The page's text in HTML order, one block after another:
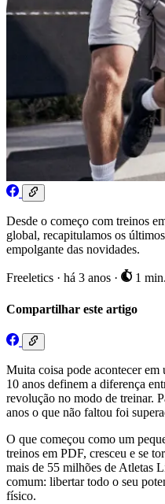
Desde o começo com treinos
global, recapitulamos os
empolgante das novidades.
Freeletics · há 3 anos · 1
Compartilhar este artigo
Muita coisa pode acontecer
10 anos definem a diferença
revolução no modo de treinar.
anos o que não faltou foi
O que começou como um
treinos em PDF, cresceu e se
mais de 55 milhões de Atletas
comum: libertar todo o seu
físico.